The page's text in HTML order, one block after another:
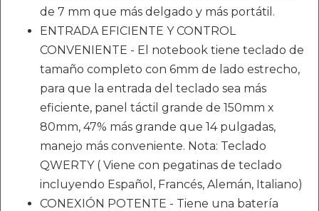
de 7 mm que más delgado y más portátil.
ENTRADA EFICIENTE Y CONTROL
CONVENIENTE - El notebook tiene teclado de
tamaño completo con 6mm de lado estrecho,
para que la entrada del teclado sea más
eficiente, panel táctil grande de 150mm x
80mm, 47% más grande que 14 pulgadas,
manejo más conveniente. Nota: Teclado
QWERTY ( Viene con pegatinas de teclado
incluyendo Español, Francés, Alemán, Italiano)
CONEXIÓN POTENTE - Tiene una batería